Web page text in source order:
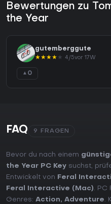
Bewertungen zu
the Year
gutemberggute
★★★★ ★ 4/5vor 17W
▲ 0
FAQ 9 FRAGEN
Bevor du nach einem
the Year PC Key suchst,
Entwickelt von
Feral
Feral Interactive (Mac). PC
Genres: Action, Adventure.